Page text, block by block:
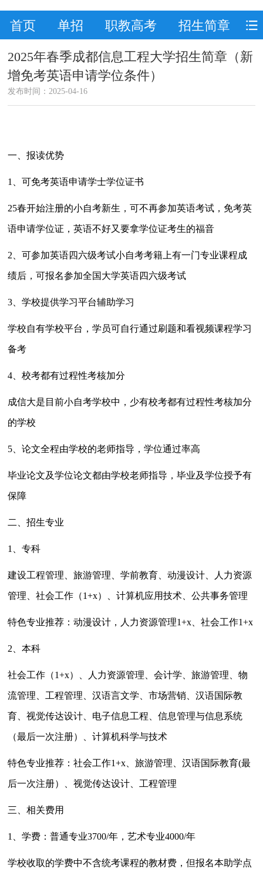
首页 单招 职教高考 招生简章
2025年春季成都信息工程大学招生简章（新
增免考英语申请学位条件）
发布时间：2025-04-16
一、报读优势
1、可免考英语申请学士学位证书
25春开始注册的小自考新生，可不再参加英语考试，免考英
语申请学位证，英语不好又要拿学位证考生的福音
2、可参加英语四六级考试小自考考籍上有一门专业课程成
绩后，可报名参加全国大学英语四六级考试
3、学校提供学习平台辅助学习
学校自有学校平台，学员可自行通过刷题和看视频课程学习
备考
4、校考都有过程性考核加分
成信大是目前小自考学校中，少有校考都有过程性考核加分
的学校
5、论文全程由学校的老师指导，学位通过率高
毕业论文及学位论文都由学校老师指导，毕业及学位授予有
保障
二、招生专业
1、专科
建设工程管理 、旅游管理 、学前教育 、动漫设计、 人力资源
管理 、社会工作 （1+x）、计算机应用技术 、公共事务管理
特色专业推荐：动漫设计， 人力资源管理1+x、社会工作1+x
2、本科
社会工作 （1+x）、 人力资源管理 、会计学 、旅游管理 、物
流管理 、工程管理、汉语言文学 、市场营销、汉语国际教
育、视觉传达设计、 电子信息工程 、信息管理与信息系统
（最后一次注册）、计算机科学与技术
特色专业推荐：社会工作1+x、旅游管理 、汉语国际教育(最
后一次注册）、视觉传达设计、工程管理
三、相关费用
1、学费：普通专业3700/年，艺术专业4000/年
学校收取的学费中不含统考课程的教材费，但报名本助学点